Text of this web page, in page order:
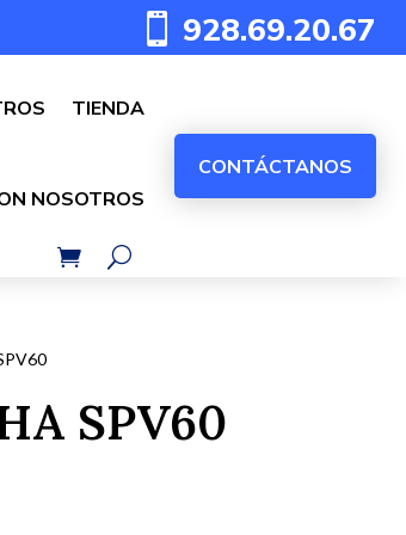
 928.69.20.67
TIENDA
NOSOTROS
CONTÁCTANOS
SPV60